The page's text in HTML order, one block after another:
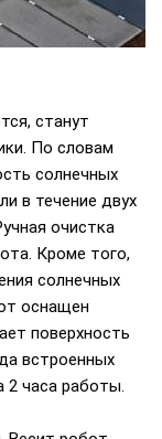
станут
По словам
солнечных
в течение двух
очистка
Кроме того,
солнечных
оснащен
поверхность
встроенных
2 часа работы.